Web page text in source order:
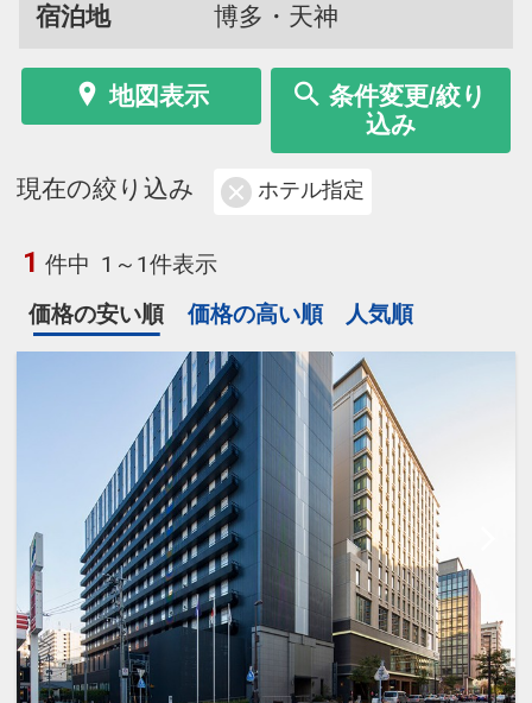
宿泊地
博多・天神
地図表示
条件変更/絞り
込み
現在の絞り込み ホテル指定
1 件中 1～1件表示
価格の安い順
価格の高い順 人気順